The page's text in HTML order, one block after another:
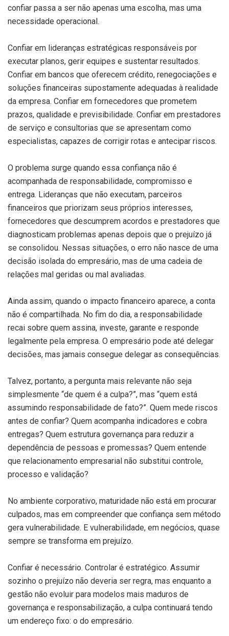
confiar passa a ser não apenas uma escolha, mas uma
necessidade operacional.
Confiar em lideranças estratégicas responsáveis por
executar planos, gerir equipes e sustentar resultados.
Confiar em bancos que oferecem crédito, renegociações e
soluções financeiras supostamente adequadas à realidade
da empresa. Confiar em fornecedores que prometem
prazos, qualidade e previsibilidade. Confiar em prestadores
de serviço e consultorias que se apresentam como
especialistas, capazes de corrigir rotas e antecipar riscos.
O problema surge quando essa confiança não é
acompanhada de responsabilidade, compromisso e
entrega. Lideranças que não executam, parceiros
financeiros que priorizam seus próprios interesses,
fornecedores que descumprem acordos e prestadores que
diagnosticam problemas apenas depois que o prejuízo já
se consolidou. Nessas situações, o erro não nasce de uma
decisão isolada do empresário, mas de uma cadeia de
relações mal geridas ou mal avaliadas.
Ainda assim, quando o impacto financeiro aparece, a conta
não é compartilhada. No fim do dia, a responsabilidade
recai sobre quem assina, investe, garante e responde
legalmente pela empresa. O empresário pode até delegar
decisões, mas jamais consegue delegar as consequências.
Talvez, portanto, a pergunta mais relevante não seja
simplesmente “de quem é a culpa?”, mas “quem está
assumindo responsabilidade de fato?”. Quem mede riscos
antes de confiar? Quem acompanha indicadores e cobra
entregas? Quem estrutura governança para reduzir a
dependência de pessoas e promessas? Quem entende
que relacionamento empresarial não substitui controle,
processo e validação?
No ambiente corporativo, maturidade não está em procurar
culpados, mas em compreender que confiança sem método
gera vulnerabilidade. E vulnerabilidade, em negócios, quase
sempre se transforma em prejuízo.
Confiar é necessário. Controlar é estratégico. Assumir
sozinho o prejuízo não deveria ser regra, mas enquanto a
gestão não evoluir para modelos mais maduros de
governança e responsabilização, a culpa continuará tendo
um endereço fixo: o do empresário.